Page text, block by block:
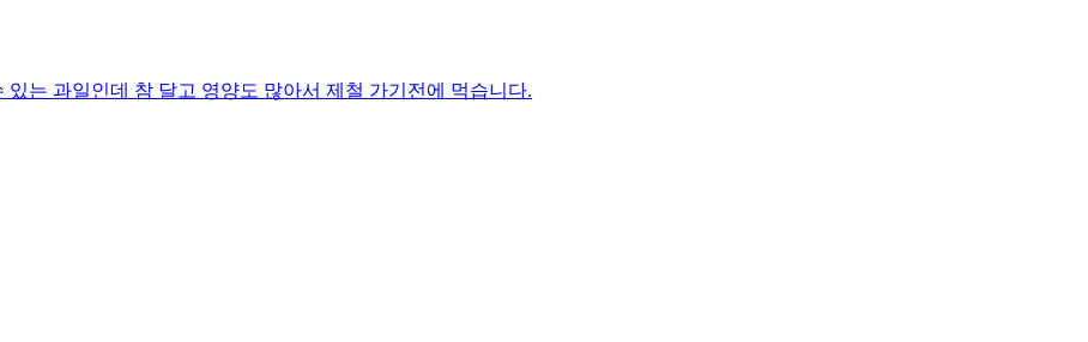
는 과일인데 참 달고 영양도 많아서 제철 가기전에 먹습니다.